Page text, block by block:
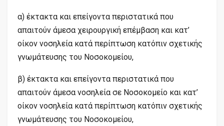
α) έκτακτα και επείγοντα περιστατικά που
απαιτούν άμεσα χειρουργική επέμβαση και κατ’
οίκον νοσηλεία κατά περίπτωση κατόπιν σχετικής
γνωμάτευσης του Νοσοκομείου,
β) έκτακτα και επείγοντα περιστατικά που
απαιτούν άμεσα νοσηλεία σε Νοσοκομείο και κατ’
οίκον νοσηλεία κατά περίπτωση κατόπιν σχετικής
γνωμάτευσης του Νοσοκομείου,